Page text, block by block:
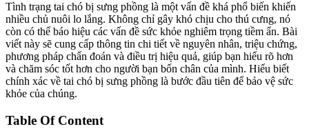
Tình trạng tai chó bị sưng phồng là một vấn đề khá phổ biến khiến
nhiều chủ nuôi lo lắng. Không chỉ gây khó chịu cho thú cưng, nó
còn có thể báo hiệu các vấn đề sức khỏe nghiêm trọng tiềm ẩn. Bài
viết này sẽ cung cấp thông tin chi tiết về nguyên nhân, triệu chứng,
phương pháp chẩn đoán và điều trị hiệu quả, giúp bạn hiểu rõ hơn
và chăm sóc tốt hơn cho người bạn bốn chân của mình. Hiểu biết
chính xác về tai chó bị sưng phồng là bước đầu tiên để bảo vệ sức
khỏe của chúng.
Table Of Content